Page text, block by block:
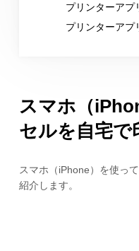
プリンターアプ
プリンターアプ
スマホ（
セルを自宅で
スマホ（iPhone）を使っ
紹介します。